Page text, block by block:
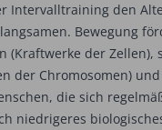
Intervalltraining den
Bewegung
(Kraftwerke der Zellen),
der Chromosomen)
die sich
niedrigeres